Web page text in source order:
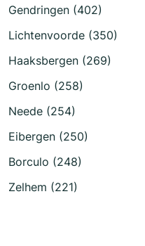
Gendringen (402)
Lichtenvoorde (350)
Haaksbergen (269)
Groenlo (258)
Neede (254)
Eibergen (250)
Borculo (248)
Zelhem (221)